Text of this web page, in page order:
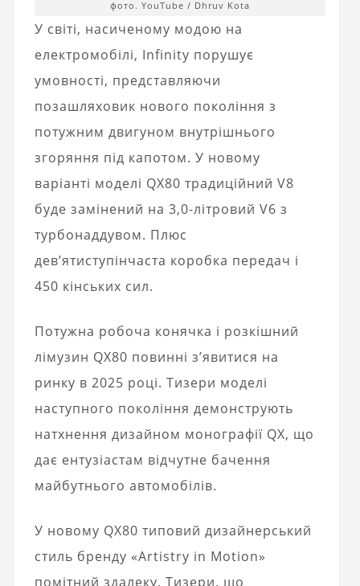
фото. YouTube / Dhruv Kota
У світі, насиченому модою на
електромобілі, Infinity порушує
умовності, представляючи
позашляховик нового покоління з
потужним двигуном внутрішнього
згоряння під капотом. У новому
варіанті моделі QX80 традиційний V8
буде замінений на 3,0-літровий V6 з
турбонаддувом. Плюс
дев’ятиступінчаста коробка передач і
450 кінських сил.
Потужна робоча конячка і розкішний
лімузин QX80 повинні з’явитися на
ринку в 2025 році. Тизери моделі
наступного покоління демонструють
натхнення дизайном монографії QX, що
дає ентузіастам відчутне бачення
майбутнього автомобілів.
У новому QX80 типовий дизайнерський
стиль бренду «Artistry in Motion»
помітний здалеку. Тизери, що